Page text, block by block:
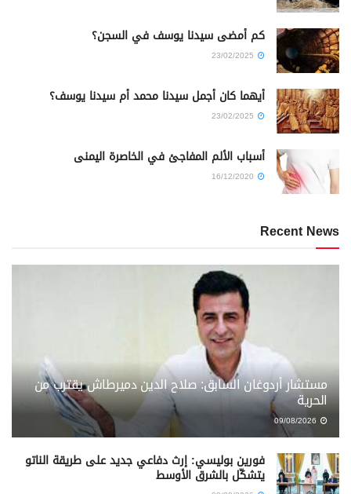
كم أمضى سيدنا يوسف في السجن؟
أيهما كان أجمل سيدنا محمد أم سيدنا يوسف؟
أسباب الألم المفاجئ في الخاصرة اليمنى
Recent News
مستشار أردوغان السابق: صلاح الدين دميرطاش يقترب من
الحرية
فورين بوليسي: إرث دفاعي جديد على طريقة الناتو
يتشكّل بالشرق الأوسط